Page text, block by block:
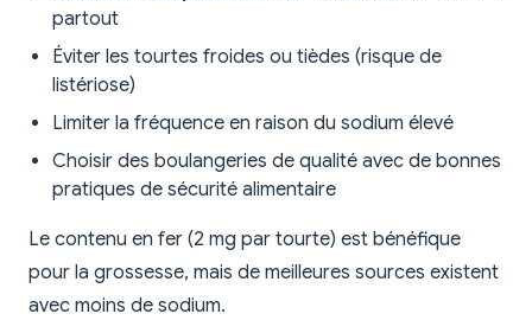
partout
Éviter les tourtes froides ou tièdes (risque de
listériose)
Limiter la fréquence en raison du sodium élevé
Choisir des boulangeries de qualité avec de bonnes
pratiques de sécurité alimentaire
Le contenu en fer (2 mg par tourte) est bénéfique
pour la grossesse, mais de meilleures sources existent
avec moins de sodium.